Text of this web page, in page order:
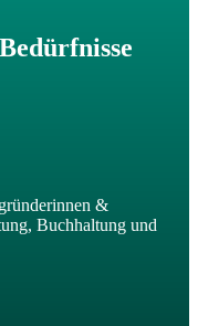
&
Buchhaltung und